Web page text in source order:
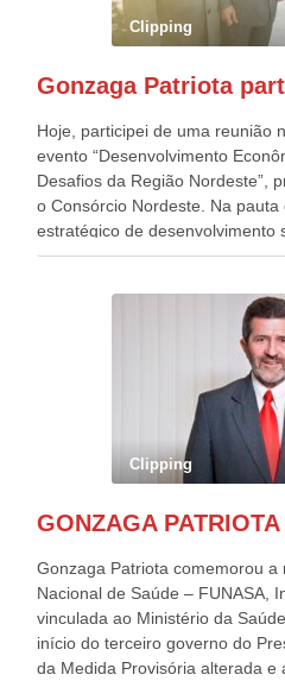
pessoas, só que o número de
Independentes, dobrou na
Patriota.
Clipping
Hoje, participei de uma reunião
evento “Desenvolvimento
Desafios da Região Nordeste”,
o Consórcio Nordeste. Na
estratégico de desenvolvimento
desafios para a elaboração de
evento contou com a presença
Alckmin, que também ocupa o
Desenvolvimento, Indústria,
governador de Pernambuco,
Nordeste, Paulo Câmara, o ex
atualmente Superintendente da
Governadora de Pernambuco,
Casa Civil, Rui Costa, e da
de todo Nordeste que também
Clipping
Gonzaga Patriota comemorou
Nacional de Saúde – FUNASA,
vinculada ao Ministério da
início do terceiro governo do
da Medida Provisória alterada e